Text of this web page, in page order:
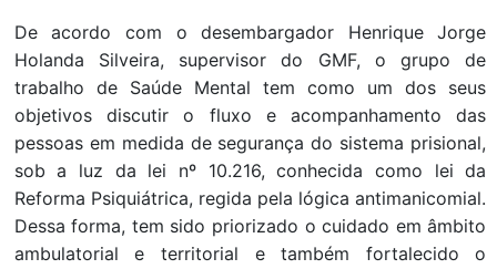
De acordo com o desembargador Henrique Jorge
Holanda Silveira, supervisor do GMF, o grupo de
trabalho de Saúde Mental tem como um dos seus
objetivos discutir o fluxo e acompanhamento das
pessoas em medida de segurança do sistema prisional,
sob a luz da lei nº 10.216, conhecida como lei da
Reforma Psiquiátrica, regida pela lógica antimanicomial.
Dessa forma, tem sido priorizado o cuidado em âmbito
ambulatorial e territorial e também fortalecido o